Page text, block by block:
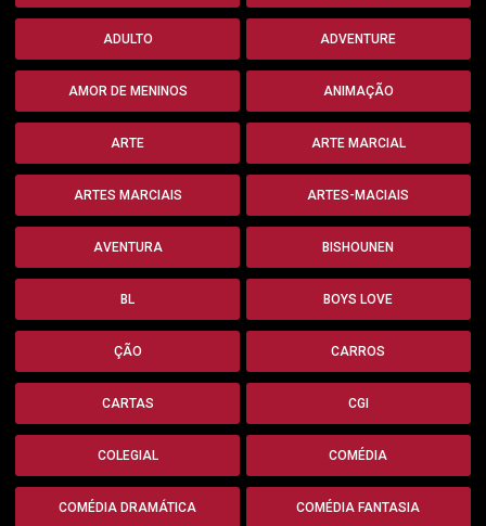
ADULTO ADVENTURE
AMOR DE MENINOS ANIMAÇÃO
ARTE ARTE MARCIAL
ARTES MARCIAIS ARTES-MACIAIS
AVENTURA BISHOUNEN
BL BOYS LOVE
ÇÃO CARROS
CARTAS CGI
COLEGIAL COMÉDIA
COMÉDIA DRAMÁTICA COMÉDIA FANTASIA